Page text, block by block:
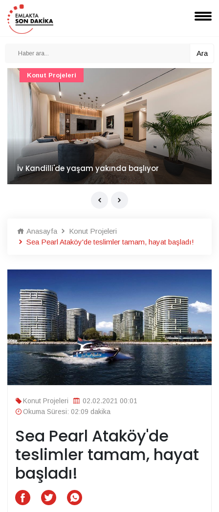
Ara
İv Kandilli'de yaşam yakında başlıyor
Konut Projeleri
Anasayfa
Konut Projeleri
Sea Pearl Ataköy'de teslimler tamam, hayat başladı!
Konut Projeleri
02.02.2021 00:01
Okuma Süresi: 02:09 dakika
Sea Pearl Ataköy'de
teslimler tamam, hayat
başladı!